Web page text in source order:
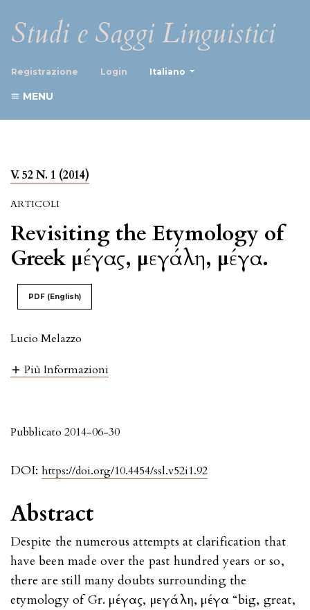
Studi e Saggi Linguistici
Registrazione Login Italiano
MENU
V. 52 N. 1 (2014)
ARTICOLI
Revisiting the Etymology of
Greek μέγας, μεγάλη, μέγα.
PDF (English)
Lucio Melazzo
Più Informazioni
DOI: https://doi.org/10.4454/ssl.v52i1.92
Pubblicato 2014-06-30
Abstract
Despite the numerous attempts at clarification that
have been made over the past hundred years or so,
there are still many doubts surrounding the
etymology of Gr. μέγας, μεγάλη, μέγα “big, great,